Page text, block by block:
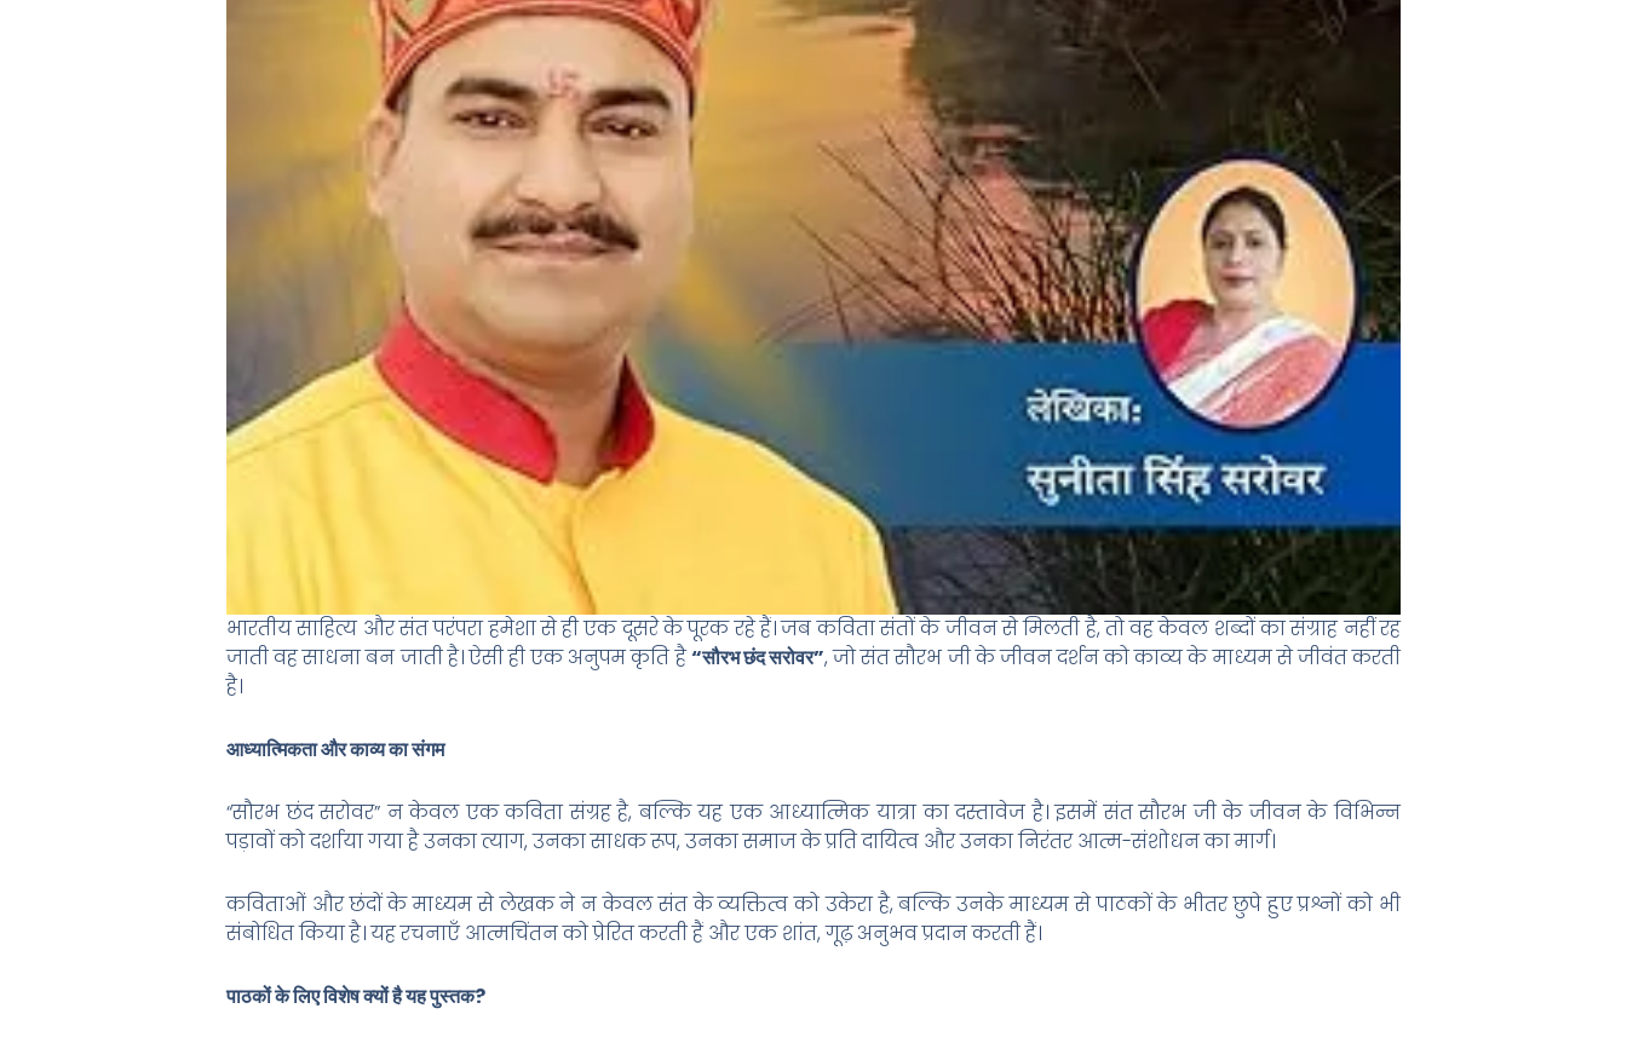
भारतीय साहित्य और संत परंपरा हमेशा से ही एक दूसरे के पूरक रहे हैं। जब कविता संतों के जीवन से मिलती है, तो वह केवल शब्दों का संग्राह नहीं रह
जाती वह साधना बन जाती है। ऐसी ही एक अनुपम कृति है“सौरभ छंद सरोवर”, जो संत सौरभ जी के जीवन दर्शन को काव्य के माध्यम से जीवंत करती
है।
आध्यात्मिकता और काव्य का संगम
“सौरभ छंद सरोवर” न केवल एक कविता संग्रह है, बल्कि यह एक आध्यात्मिक यात्रा का दस्तावेज है। इसमें संत सौरभ जी के जीवन के विभिन्न
पड़ावों को दर्शाया गया है उनका त्याग, उनका साधक रूप, उनका समाज के प्रति दायित्व और उनका निरंतर आत्म-संशोधन का मार्ग।
कविताओं और छंदों के माध्यम से लेखक ने न केवल संत के व्यक्तित्व को उकेरा है, बल्कि उनके माध्यम से पाठकों के भीतर छुपे हुए प्रश्नों को भी
संबोधित किया है। यह रचनाएँ आत्मचिंतन को प्रेरित करती हैं और एक शांत, गूढ़ अनुभव प्रदान करती हैं।
पाठकों के लिए विशेष क्यों है यह पुस्तक?